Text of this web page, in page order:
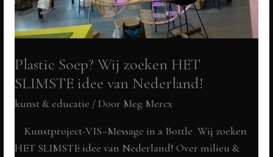
Plastic Soep? Wij zoeken HET
SLIMSTE idee van Nederland!
kunst & educatie / Door Meg Mercx
Kunstproject-VIS–Message in a Bottle Wij zoeken
HET SLIMSTE idee van Nederland! Over milieu &